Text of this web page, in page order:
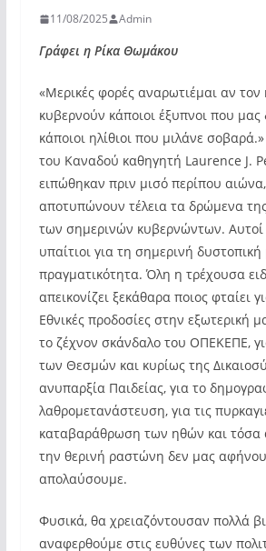
11/08/2025 Admin
Γράφει η Ρίκα Θωμάκου
«Μερικές φορές αναρωτιέμαι αν τον
κυβερνούν κάποιοι έξυπνοι που
κάποιοι ηλίθιοι που μιλάνε
του Καναδού καθηγητή Laurence J.
ειπώθηκαν πριν μισό περίπου
αποτυπώνουν τέλεια τα δρώμενα
των σημερινών κυβερνώντων. Αυτοί
υπαίτιοι για τη σημερινή
πραγματικότητα. Όλη η τρέχουσα
απεικονίζει ξεκάθαρα ποιος φταίει
Εθνικές προδοσίες στην εξωτερική
το ζέχνον σκάνδαλο του ΟΠΕΚΕΠΕ,
των Θεσμών και κυρίως της
ανυπαρξία Παιδείας, για το
λαθρομετανάστευση, για τις
καταβαράθρωση των ηθών και τόσα
την θερινή ραστώνη δεν μας
απολαύσουμε.
Φυσικά, θα χρειαζόντουσαν πολλά
αναφερθούμε στις ευθύνες των